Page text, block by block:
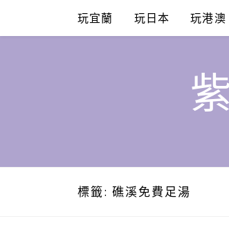
content
玩宜蘭 玩日本 玩港澳
標籤: 礁溪免費足湯